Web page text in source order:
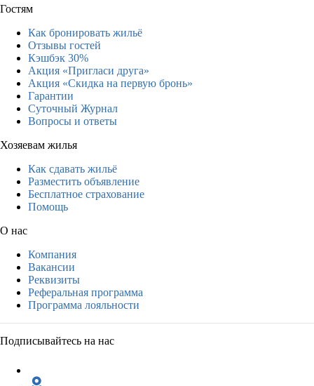
Гостям
Как бронировать жильё
Отзывы гостей
Кэшбэк 30%
Акция «Пригласи друга»
Акция «Скидка на первую бронь»
Гарантии
Суточный Журнал
Вопросы и ответы
Хозяевам жилья
Как сдавать жильё
Разместить объявление
Бесплатное страхование
Помощь
О нас
Компания
Вакансии
Реквизиты
Реферальная программа
Программа лояльности
Подписывайтесь на нас